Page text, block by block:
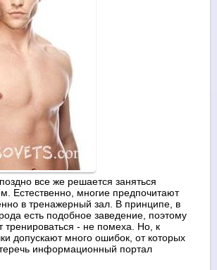
все же решается заняться
Естественно, многие предпочитают
в тренажерный зал. В принципе, в
есть подобное заведение, поэтому
тренироваться - не помеха. Но, к
допускают много ошибок, от которых
информационный портал